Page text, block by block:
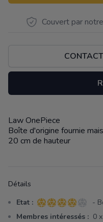
Couvert par
Description
Law OnePiece
Boîte d'origine fournie
20 cm de hauteur
Détails
Etat : 4 sur 5 étoiles
-
Membres intéressés : 0 x